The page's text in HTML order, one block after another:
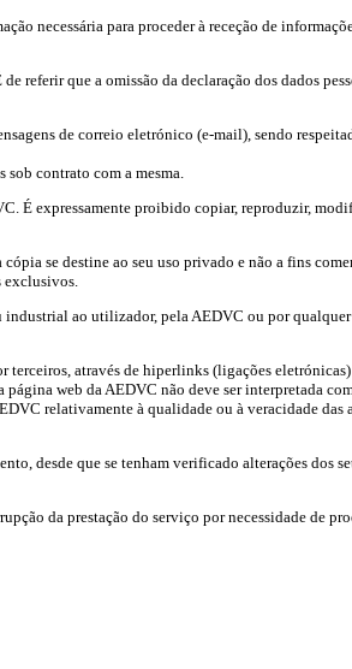
necessária para proceder à receção de
referir que a omissão da declaração dos dados
de correio eletrónico (e-mail), sendo
contrato com a mesma.
É expressamente proibido copiar, reproduzir,
se destine ao seu uso privado e não a fins
exclusivos.
ao utilizador, pela AEDVC ou por
através de hiperlinks (ligações
web da AEDVC não deve ser interpretada
relativamente à qualidade ou à veracidade
desde que se tenham verificado alterações dos
da prestação do serviço por necessidade de